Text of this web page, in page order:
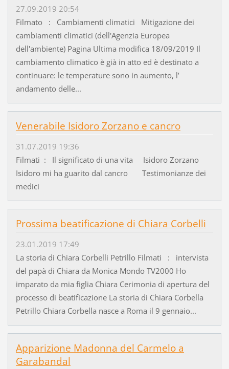
27.09.2019 20:54
Filmato : Cambiamenti climatici Mitigazione dei
cambiamenti climatici (dell'Agenzia Europea
dell'ambiente) Pagina Ultima modifica 18/09/2019 Il
cambiamento climatico è già in atto ed è destinato a
continuare: le temperature sono in aumento, l’
andamento delle...
Venerabile Isidoro Zorzano e cancro
31.07.2019 19:36
Filmati : Il significato di una vita Isidoro Zorzano
Isidoro mi ha guarito dal cancro Testimonianze dei
medici
Prossima beatificazione di Chiara Corbelli
23.01.2019 17:49
La storia di Chiara Corbelli Petrillo Filmati : intervista
del papà di Chiara da Monica Mondo TV2000 Ho
imparato da mia figlia Chiara Cerimonia di apertura del
processo di beatificazione La storia di Chiara Corbella
Petrillo Chiara Corbella nasce a Roma il 9 gennaio...
Apparizione Madonna del Carmelo a
Garabandal